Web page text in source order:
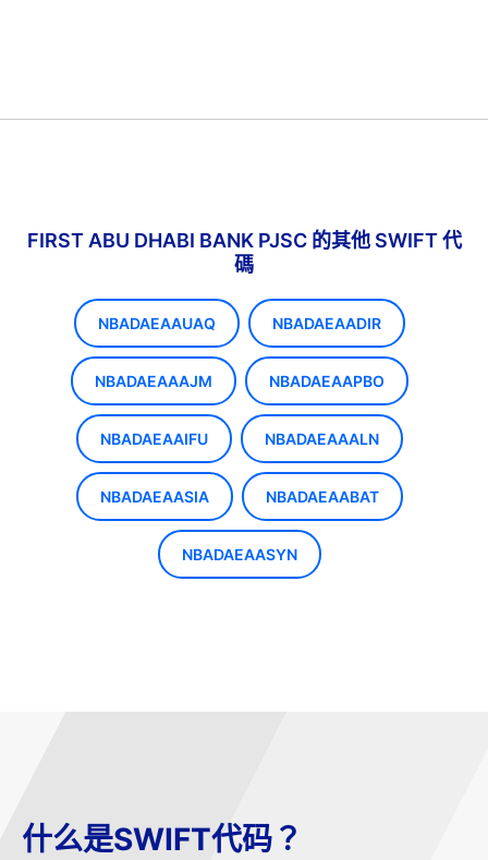
FIRST ABU DHABI BANK PJSC 的其他 SWIFT 代
碼
NBADAEAAUAQ NBADAEAADIR
NBADAEAAAJM NBADAEAAPBO
NBADAEAAIFU NBADAEAAALN
NBADAEAASIA NBADAEAABAT
NBADAEAASYN
什么是SWIFT代码？